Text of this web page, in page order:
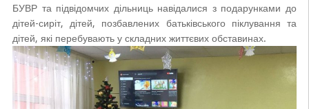
БУВР та підвідомчих дільниць навідалися з подарунками до
дітей-сиріт, дітей, позбавлених батьківського піклування та
дітей, які перебувають у складних життєвих обставинах.